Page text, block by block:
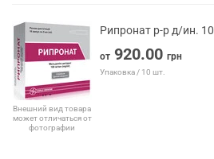
Внешний вид товара
может отличаться от
фотографии
Рипронат р-р д/ин.
от 920.00 грн
Упаковка / 10 шт.